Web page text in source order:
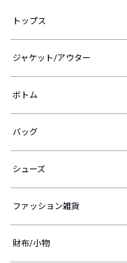
トップス
ジャケット/アウター
ボトム
バッグ
シューズ
ファッション雑貨
財布/小物